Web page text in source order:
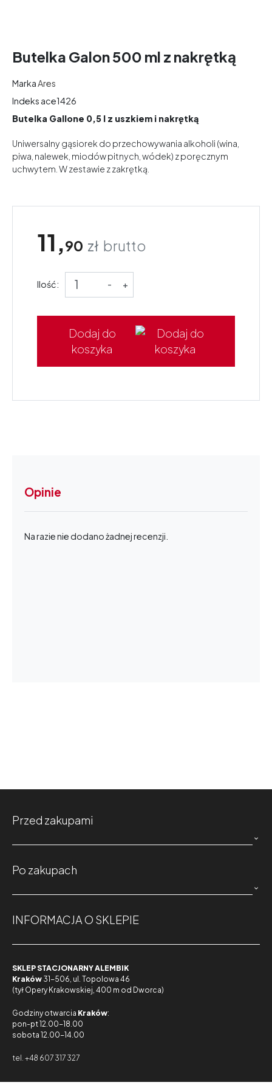
Butelka Galon 500 ml z nakrętką
MarkaAres
Indeks ace1426
Butelka Gallone 0,5 l z uszkiem i nakrętką
Uniwersalny gąsiorek do przechowywania alkoholi (wina,
piwa, nalewek, miodów pitnych, wódek) z poręcznym
uchwytem. W zestawie z zakrętką.
11,90 zł brutto
Ilość: - +
Dodaj do
koszyka
Opinie
Na razie nie dodano żadnej recenzji.
Przed zakupami

Po zakupach

INFORMACJA O SKLEPIE
SKLEP STACJONARNY ALEMBIK
Kraków 31-506, ul. Topolowa 46
(tył Opery Krakowskiej, 400 m od Dworca)
Godziny otwarcia Kraków:
pon-pt 12.00-18.00
sobota 12.00-14.00
tel. +48 607 317 327